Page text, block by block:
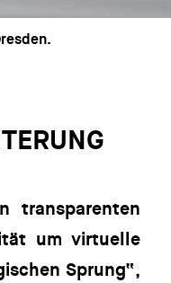
transparenten
um virtuelle
Sprung“,